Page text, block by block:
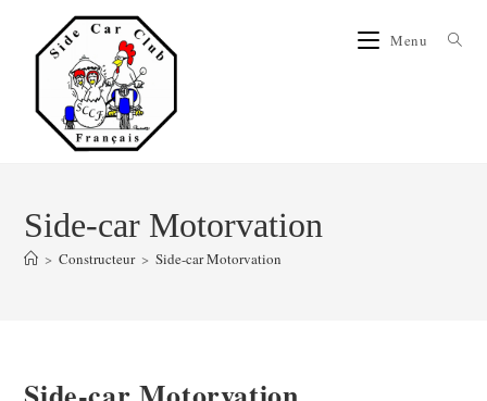
Menu
Side-car Motorvation
> Constructeur > Side-car Motorvation